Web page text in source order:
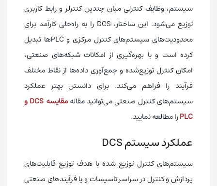
سیستم، وظایف کنترلی میان چندین کنترلر و رابط کاربری
توزیع می‌شود. این ساختار، DCS را به راه‌حلی کارآمد برای
محدودیت‌های سیستم‌های کنترل مرکزی و PLCها تبدیل
کرده است و با بهره‌گیری از امکانات شبکه‌های صنعتی،
امکان کنترل توزیع‌شده و جمع‌آوری داده‌ها از نقاط مختلف
فرآیند را فراهم می‌کند. برای دانستن بهتر عملکرد
سیستم‌های کنترل صنعتی می‌توانید مقاله
مقایسه DCS و
PLCرا مطالعه نمایید.
عملکرد سیستم DCS
سیستم‌های کنترل توزیع شده با هدف توزیع قابلیت‌های
پردازش و کنترل در سراسر تاسیسات و یا فرآیندهای صنعتی